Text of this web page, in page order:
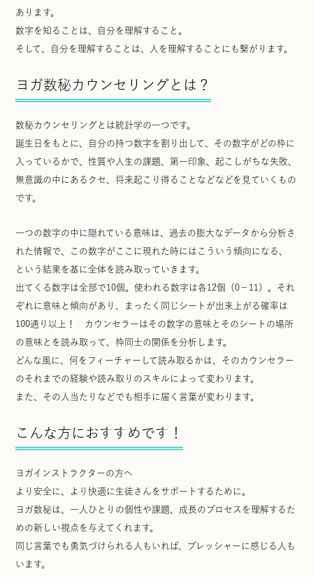
あります。
数字を知ることは、自分を理解すること。
そして、自分を理解することは、人を理解することにも繋がります。
ヨガ数秘カウンセリングとは？
数秘カウンセリングとは統計学の一つです。
誕生日をもとに、自分の持つ数字を割り出して、その数字がどの枠に
入っているかで、性質や人生の課題、第一印象、起こしがちな失敗、
無意識の中にあるクセ、将来起こり得ることなどなどを見ていくもの
です。
一つの数字の中に隠れている意味は、過去の膨大なデータから分析さ
れた情報で、この数字がここに現れた時にはこういう傾向になる、
という結果を基に全体を読み取っていきます。
出てくる数字は全部で10個。使われる数字は各12個（0−11）。それ
ぞれに意味と傾向があり、まったく同じシートが出来上がる確率は
100通り以上！ カウンセラーはその数字の意味とそのシートの場所
の意味とを読み取って、枠同士の関係を分析します。
どんな風に、何をフィーチャーして読み取るかは、そのカウンセラー
のそれまでの経験や読み取りのスキルによって変わります。
また、その人当たりなどでも相手に届く言葉が変わります。
こんな方におすすめです！
ヨガインストラクターの方へ
より安全に、より快適に生徒さんをサポートするために。
ヨガ数秘は、一人ひとりの個性や課題、成長のプロセスを理解するた
めの新しい視点を与えてくれます。
同じ言葉でも勇気づけられる人もいれば、プレッシャーに感じる人も
います。